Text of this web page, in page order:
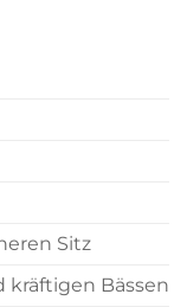
Sitz
kräftigen Bässen